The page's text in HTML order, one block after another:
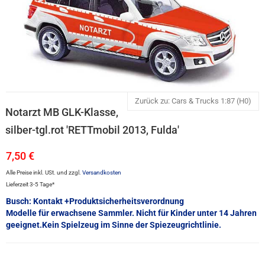
Zurück zu: Cars & Trucks 1:87 (H0)
Notarzt MB GLK-Klasse,
silber-tgl.rot 'RETTmobil 2013, Fulda'
7,50 €
Alle Preise inkl. USt. und zzgl. Versandkosten
Lieferzeit 3-5 Tage*
Busch: Kontakt +Produktsicherheitsverordnung
Modelle für erwachsene Sammler. Nicht für Kinder unter 14 Jahren
geeignet.Kein Spielzeug im Sinne der Spiezeugrichtlinie.